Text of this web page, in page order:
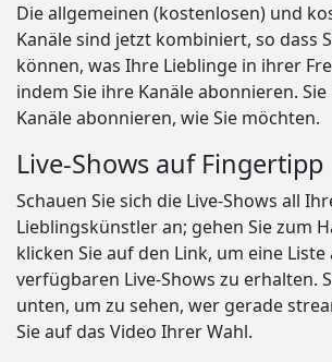
Die allgemeinen (kostenlosen) und
Kanäle sind jetzt kombiniert, so dass
können, was Ihre Lieblinge in ihrer
indem Sie ihre Kanäle abonnieren.
Kanäle abonnieren, wie Sie möchten.
Live-Shows auf Fingertipp
Schauen Sie sich die Live-Shows all
Lieblingskünstler an; gehen Sie zum
klicken Sie auf den Link, um eine Liste
verfügbaren Live-Shows zu erhalten.
unten, um zu sehen, wer gerade
Sie auf das Video Ihrer Wahl.